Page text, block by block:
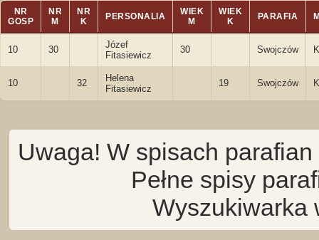
NR
GOSP
NR
M
NR
K
PERSONALIA
WIEK
M
WIEK
K
PARAFIA
10 30
Józef
Fitasiewicz
30 Swojczów
10 32
Helena
Fitasiewicz
19 Swojczów
Uwaga! W spisach
Pełne spisy
Wyszukiwarka